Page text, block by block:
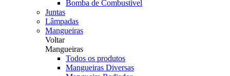
Bomba de Combustivel
Juntas
Lâmpadas
Mangueiras
Voltar
Mangueiras
Todos os produtos
Mangueiras Diversas